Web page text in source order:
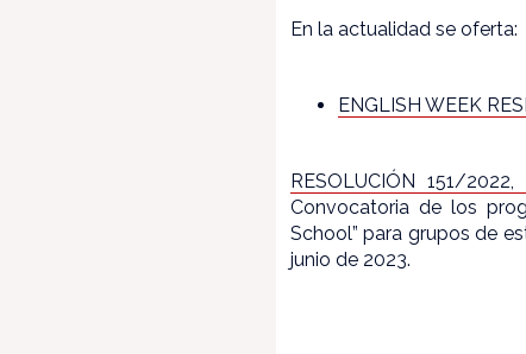
En la actualidad se oferta:
ENGLISH WEEK
RESOLUCIÓN 151/
Convocatoria de los
School” para grupos de
junio de 2023.